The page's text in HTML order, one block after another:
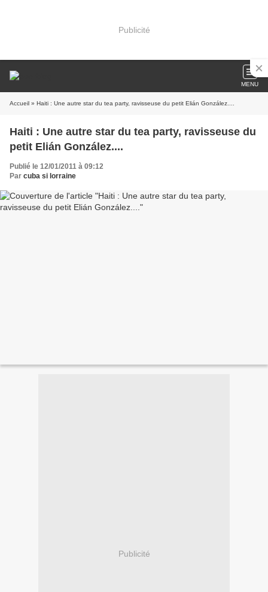
Publicité
MENU
Accueil » Haiti : Une autre star du tea party, ravisseuse du petit Elián González....
Haiti : Une autre star du tea party, ravisseuse du
petit Elián González....
Publié le 12/01/2011 à 09:12
Par cuba si lorraine
Publicité